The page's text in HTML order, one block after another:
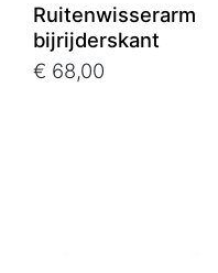
Ruitenwisserarm
bijrijderskant
€ 68,00